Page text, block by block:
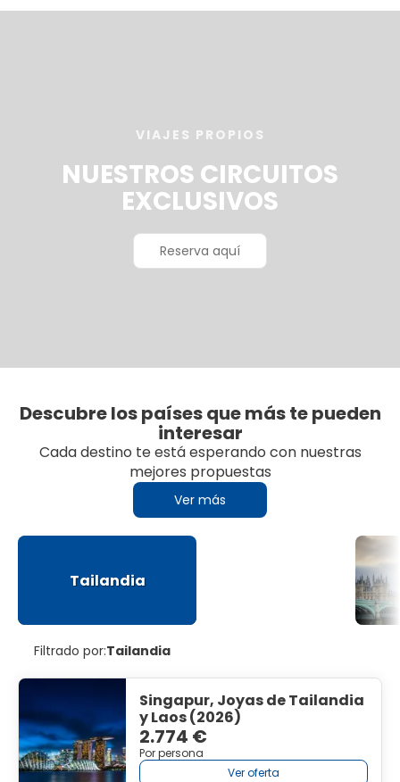
VIAJES PROPIOS
NUESTROS CIRCUITOS
EXCLUSIVOS
Reserva aquí
Descubre los países que más te pueden
interesar
Cada destino te está esperando con nuestras
mejores propuestas
Ver más
Tailandia
Filtrado por:Tailandia
Singapur, Joyas de Tailandia
y Laos (2026)
2.774 €
Por persona
Ver oferta